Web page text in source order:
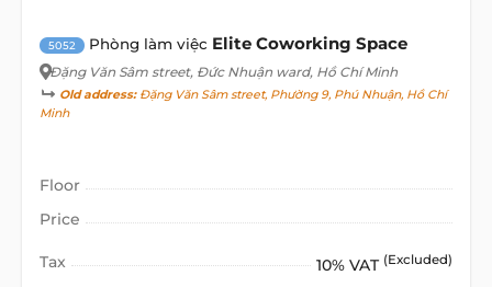
5052 Phòng làm việc Elite Coworking Space
Đặng Văn Sâm street, Đức Nhuận ward, Hồ Chí Minh
Old address:Đặng Văn Sâm street, Phường 9, Phú Nhuận, Hồ Chí
Minh
Floor
Price
Tax 10% VAT (Excluded)